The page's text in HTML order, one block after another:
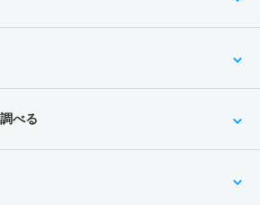
べる